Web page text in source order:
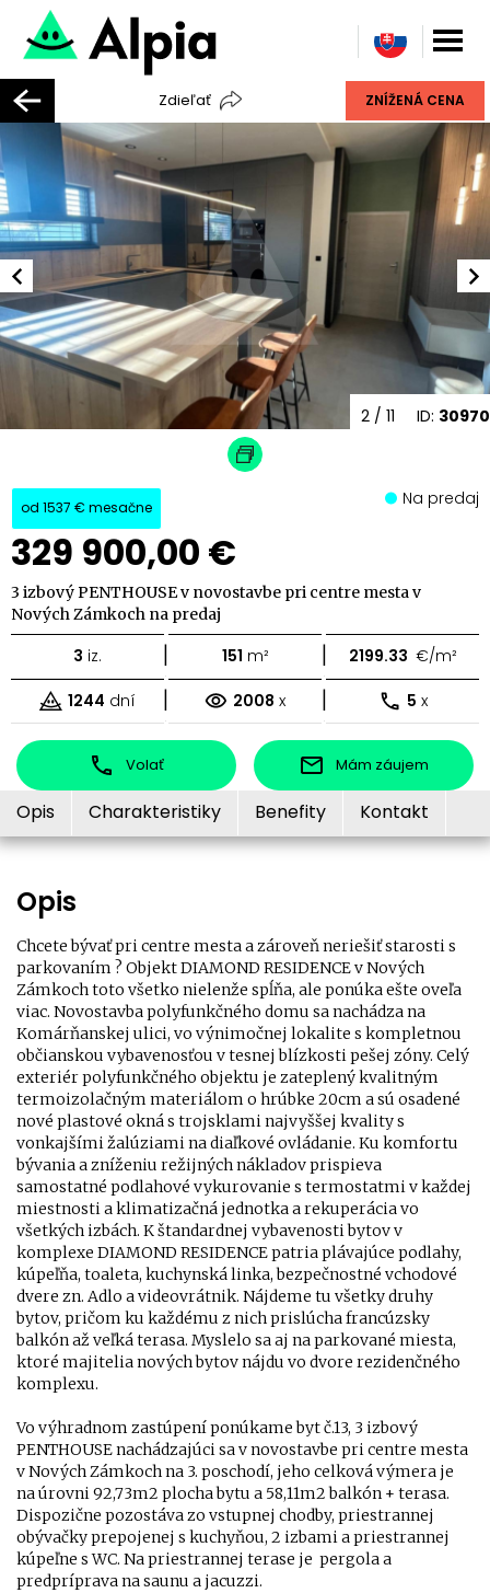
Zdieľať ZNÍŽENÁ CENA
ID: 30970
2 / 11
od 1537 € mesačne
329 900,00 €
Na predaj
3 izbový PENTHOUSE v novostavbe pri centre mesta v
Nových Zámkoch na predaj
3 iz. | 151 m² | 2199.33 €/m²
1244 dní | 2008 x | 5 x
Volať Mám záujem
Opis Charakteristiky Benefity Kontakt
Opis
Chcete bývať pri centre mesta a zároveň neriešiť starosti s
parkovaním ? Objekt DIAMOND RESIDENCE v Nových
Zámkoch toto všetko nielenže spĺňa, ale ponúka ešte oveľa
viac. Novostavba polyfunkčného domu sa nachádza na
Komárňanskej ulici, vo výnimočnej lokalite s kompletnou
občianskou vybavenosťou v tesnej blízkosti pešej zóny. Celý
exteriér polyfunkčného objektu je zateplený kvalitným
termoizolačným materiálom o hrúbke 20cm a sú osadené
nové plastové okná s trojsklami najvyššej kvality s
vonkajšími žalúziami na diaľkové ovládanie. Ku komfortu
bývania a zníženiu režijných nákladov prispieva
samostatné podlahové vykurovanie s termostatmi v každej
miestnosti a klimatizačná jednotka a rekuperácia vo
všetkých izbách. K štandardnej vybavenosti bytov v
komplexe DIAMOND RESIDENCE patria plávajúce podlahy,
kúpeľňa, toaleta, kuchynská linka, bezpečnostné vchodové
dvere zn. Adlo a videovrátnik. Nájdeme tu všetky druhy
bytov, pričom ku každému z nich prislúcha francúzsky
balkón až veľká terasa. Myslelo sa aj na parkované miesta,
ktoré majitelia nových bytov nájdu vo dvore rezidenčného
komplexu.
Vo výhradnom zastúpení ponúkame byt č.13, 3 izbový
PENTHOUSE nachádzajúci sa v novostavbe pri centre mesta
v Nových Zámkoch na 3. poschodí, jeho celková výmera je
na úrovni 92,73m2 plocha bytu a 58,11m2 balkón + terasa.
Dispozične pozostáva zo vstupnej chodby, priestrannej
obývačky prepojenej s kuchyňou, 2 izbami a priestrannej
kúpeľne s WC. Na priestrannej terase je pergola a
predpríprava na saunu a jacuzzi.